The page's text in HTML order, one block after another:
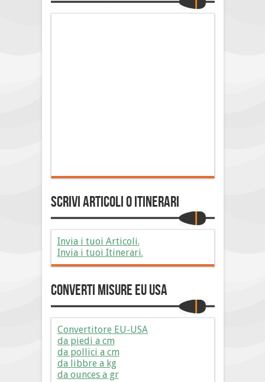
Scrivi Articoli o Itinerari
Invia i tuoi Articoli.
Invia i tuoi Itinerari.
Converti Misure EU USA
Convertitore EU-USA
da piedi a cm
da pollici a cm
da libbre a kg
da ounces a gr